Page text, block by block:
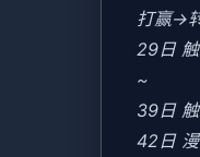
打赢→
29日
~
39日
42日